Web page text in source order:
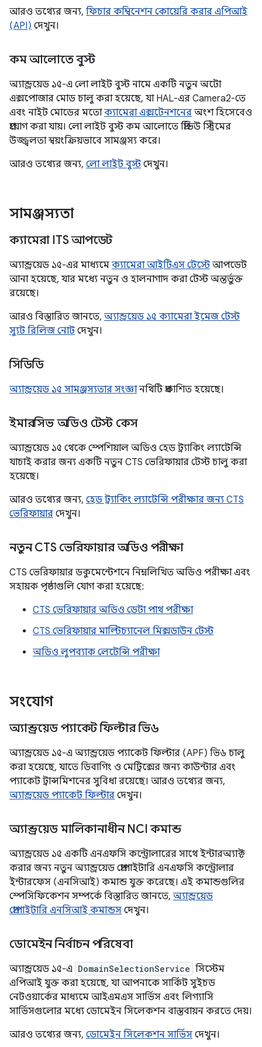
আরও তথ্যের জন্য, ফিচার কম্বিনেশন কোয়েরি করার এপিআই
(API) দেখুন।
কম আলোতে বুস্ট
অ্যান্ড্রয়েড ১৫-এ লো লাইট বুস্ট নামে একটি নতুন অটো
এক্সপোজার মোড চালু করা হয়েছে, যা HAL-এর Camera2-তে
এবং নাইট মোডের মতোক্যামেরা এক্সটেনশনের অংশ হিসেবেও
প্রয়োগ করা যায়। লো লাইট বুস্ট কম আলোতে প্রিভিউ স্ট্রিমের
উজ্জ্বলতা স্বয়ংক্রিয়ভাবে সামঞ্জস্য করে।
আরও তথ্যের জন্য, লো লাইট বুস্টদেখুন।
সামঞ্জস্যতা
ক্যামেরা ITS আপডেট
অ্যান্ড্রয়েড ১৫-এর মাধ্যমে ক্যামেরা আইটিএস টেস্টেআপডেট
আনা হয়েছে, যার মধ্যে নতুন ও হালনাগাদ করা টেস্ট অন্তর্ভুক্ত
রয়েছে।
আরও বিস্তারিত জানতে, অ্যান্ড্রয়েড ১৫ ক্যামেরা ইমেজ টেস্ট
স্যুট রিলিজ নোট দেখুন।
সিডিডি
অ্যান্ড্রয়েড ১৫ সামঞ্জস্যতার সংজ্ঞানথিটি প্রকাশিত হয়েছে।
ইমারসিভ অডিও টেস্ট কেস
অ্যান্ড্রয়েড ১৫ থেকে স্পেশিয়াল অডিও হেড ট্র্যাকিং ল্যাটেন্সি
যাচাই করার জন্য একটি নতুন CTS ভেরিফায়ার টেস্ট চালু করা
হয়েছে।
আরও তথ্যের জন্য, হেড ট্র্যাকিং ল্যাটেন্সি পরীক্ষার জন্য CTS
ভেরিফায়ার দেখুন।
নতুন CTS ভেরিফায়ার অডিও পরীক্ষা
CTS ভেরিফায়ার ডকুমেন্টেশনে নিম্নলিখিত অডিও পরীক্ষা এবং
সহায়ক পৃষ্ঠাগুলি যোগ করা হয়েছে:
CTS ভেরিফায়ার অডিও ডেটা পাথ পরীক্ষা
CTS ভেরিফায়ার মাল্টিচ্যানেল মিক্সডাউন টেস্ট
অডিও লুপব্যাক লেটেন্সি পরীক্ষা
সংযোগ
অ্যান্ড্রয়েড প্যাকেট ফিল্টার ভি৬
অ্যান্ড্রয়েড ১৫-এ অ্যান্ড্রয়েড প্যাকেট ফিল্টার (APF) ভি৬ চালু
করা হয়েছে, যাতে ডিবাগিং ও মেট্রিক্সের জন্য কাউন্টার এবং
প্যাকেট ট্রান্সমিশনের সুবিধা রয়েছে। আরও তথ্যের জন্য,
অ্যান্ড্রয়েড প্যাকেট ফিল্টার দেখুন।
অ্যান্ড্রয়েড মালিকানাধীন NCI কমান্ড
অ্যান্ড্রয়েড ১৫ একটি এনএফসি কন্ট্রোলারের সাথে ইন্টারঅ্যাক্ট
করার জন্য নতুন অ্যান্ড্রয়েড প্রোপাইটারি এনএফসি কন্ট্রোলার
ইন্টারফেস (এনসিআই) কমান্ড যুক্ত করেছে। এই কমান্ডগুলির
স্পেসিফিকেশন সম্পর্কে বিস্তারিত জানতে, অ্যান্ড্রয়েড
প্রোপাইটারি এনসিআই কমান্ডস দেখুন।
ডোমেইন নির্বাচন পরিষেবা
অ্যান্ড্রয়েড ১৫-এ DomainSelectionService সিস্টেম
এপিআই যুক্ত করা হয়েছে, যা আপনাকে সার্কিট সুইচড
নেটওয়ার্কের মাধ্যমে আইএমএস সার্ভিস এবং লিগ্যাসি
সার্ভিসগুলোর মধ্যে ডোমেইন সিলেকশন বাস্তবায়ন করতে দেয়।
আরও তথ্যের জন্য, ডোমেইন সিলেকশন সার্ভিস দেখুন।